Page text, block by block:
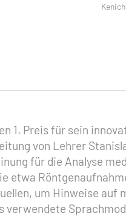
1. Preis für sein
von Lehrer
für die Analyse
etwa
um Hinweise auf
verwendete